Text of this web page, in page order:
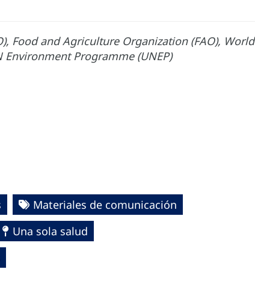
Food and Agriculture Organization (FAO), World
Programme (UNEP)
Materiales de comunicación
Una sola salud